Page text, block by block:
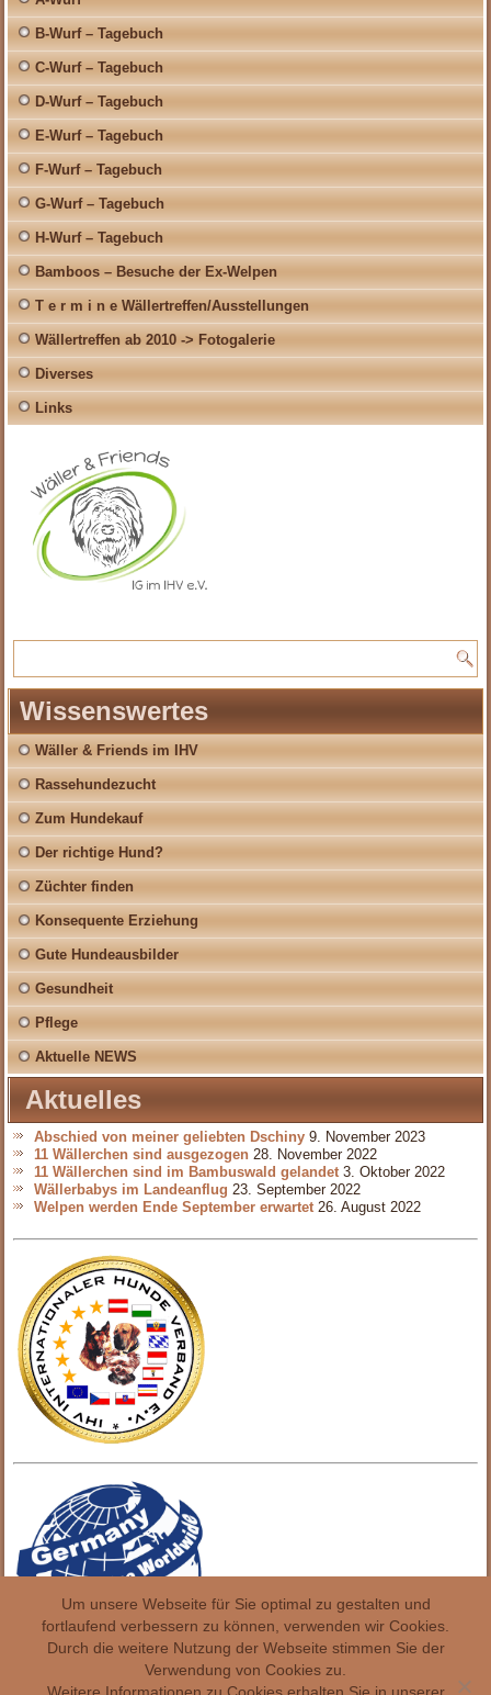
B-Wurf – Tagebuch
C-Wurf – Tagebuch
D-Wurf – Tagebuch
E-Wurf – Tagebuch
F-Wurf – Tagebuch
G-Wurf – Tagebuch
H-Wurf – Tagebuch
Bamboos – Besuche der Ex-Welpen
T e r m i n e Wällertreffen/Ausstellungen
Wällertreffen ab 2010 -> Fotogalerie
Diverses
Links
Wissenswertes
Wäller & Friends im IHV
Rassehundezucht
Zum Hundekauf
Der richtige Hund?
Züchter finden
Konsequente Erziehung
Gute Hundeausbilder
Gesundheit
Pflege
Aktuelle NEWS
Aktuelles
Abschied von meiner geliebten Dschiny 9. November 2023
11 Wällerchen sind ausgezogen 28. November 2022
11 Wällerchen sind im Bambuswald gelandet 3. Oktober 2022
Wällerbabys im Landeanflug 23. September 2022
Welpen werden Ende September erwartet 26. August 2022
Um unsere Webseite für Sie optimal zu gestalten und
fortlaufend verbessern zu können, verwenden wir Cookies.
Durch die weitere Nutzung der Webseite stimmen Sie der
Verwendung von Cookies zu.